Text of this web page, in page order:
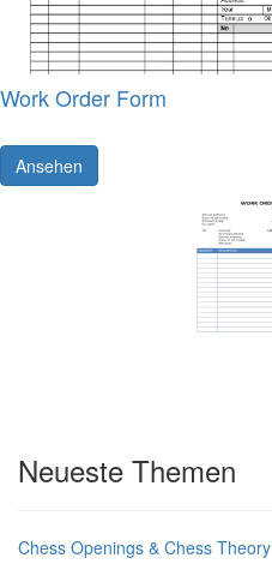
Work Order Form
Ansehen
Neueste Themen
Chess Openings & Chess Theory